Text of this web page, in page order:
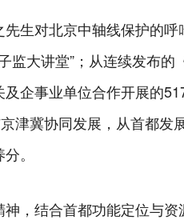
生对北京中轴线保护的
监大讲堂”；从连续发布
企事业单位合作开展的
津冀协同发展，从首都
。
，结合首都功能定位与